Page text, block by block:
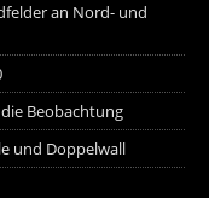
an Nord- und
Beobachtung
und Doppelwall